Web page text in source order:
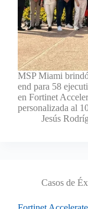
MSP Miami
end para 58
en Fortinet
personalizada al
Jesús
Casos de